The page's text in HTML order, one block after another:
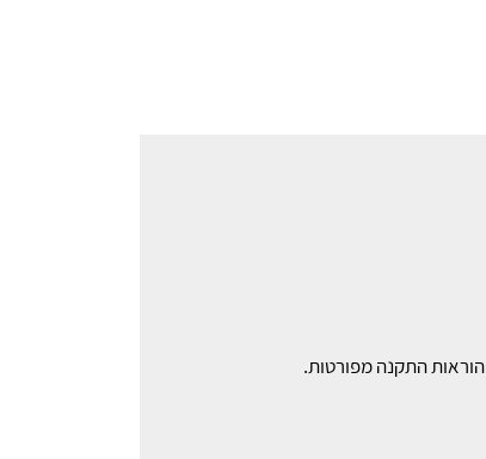
התקנה מפורטות.